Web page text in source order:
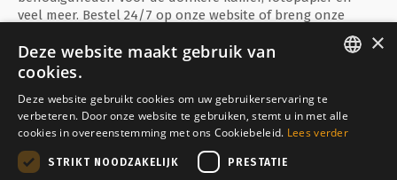
veel meer. Bestel 24/7 op onze website of breng onze
Veilig betalen met FRANÇAIS
×
Deze website maakt gebruik van
cookies.
Deze website gebruikt cookies om uw gebruikerservaring te
verbeteren. Door onze website te gebruiken, stemt u in met alle
cookies in overeenstemming met ons Cookiebeleid. Lees verder
STRIKT NOODZAKELIJK PRESTATIE